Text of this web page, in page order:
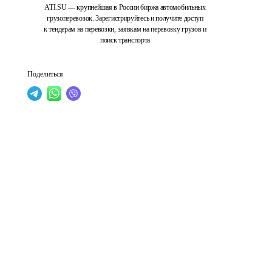
ATI.SU — крупнейшая в России биржа автомобильных
грузоперевозок. Зарегистрируйтесь и получите доступ
к тендерам на перевозки, заявкам на перевозку грузов и
поиск транспорта
Поделиться